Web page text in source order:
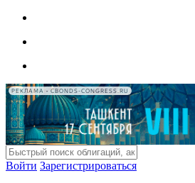
РЕКЛАМА • CBONDS-CONGRESS.RU
Войти Зарегистрироваться